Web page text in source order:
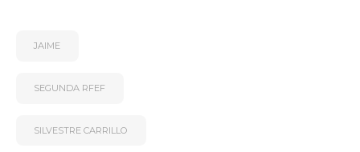
JAIME
SEGUNDA RFEF
SILVESTRE CARRILLO